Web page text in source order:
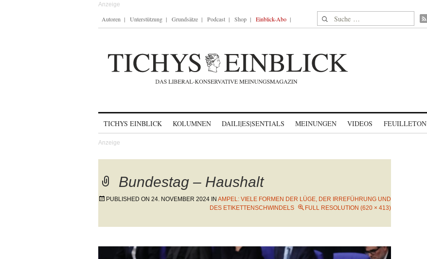
Autoren Unterstützung Grundsätze Podcast Shop Einblick-Abo Suche nach:
TICHYS EINBLICK KOLUMNEN DAILI|ES|SENTIALS MEINUNGEN VIDEOS FEUILLETON
Bundestag – Haushalt
PUBLISHED ON 24. NOVEMBER 2024 IN AMPEL: VIELE FORMEN DER LÜGE, DER IRREFÜHRUNG UND
DES ETIKETTENSCHWINDELS
FULL RESOLUTION (620 × 413)